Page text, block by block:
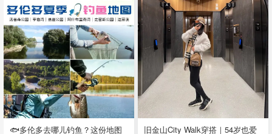
🐟多伦多去哪儿钓鱼？这份地图 旧金山City Walk穿搭｜54岁也爱